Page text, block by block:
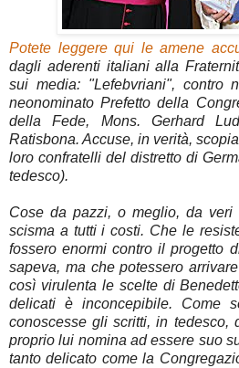
Potete leggere qui le amene
dagli aderenti italiani alla
sui media: "Lefebvriani", contro
neonominato Prefetto della
della Fede, Mons. Gerhard
Ratisbona. Accuse, in verità,
loro confratelli del distretto di
tedesco).
Cose da pazzi, o meglio, da veri
scisma a tutti i costi. Che le
fossero enormi contro il progetto
sapeva, ma che potessero
così virulenta le scelte di
delicati è inconcepibile. Come
conoscesse gli scritti, in tedesco,
proprio lui nomina ad essere suo
tanto delicato come la